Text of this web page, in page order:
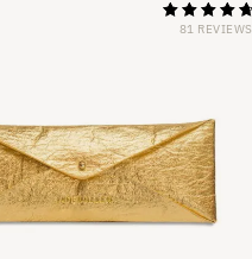
81 REVIEWS
Beoordeeld